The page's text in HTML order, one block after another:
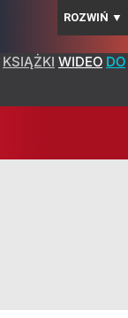
ROZWIŃ ▼
KSIĄŻKI WIDEO DO